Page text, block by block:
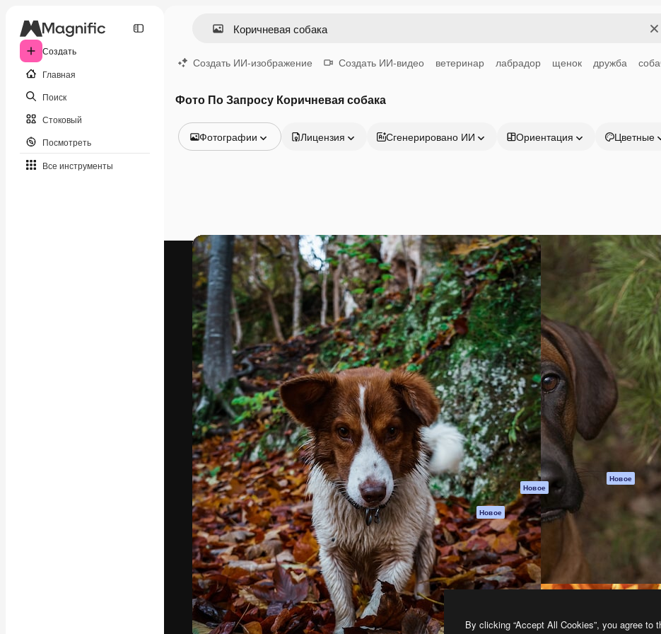
Создать
Главная
Поиск
Стоковый
Посмотреть
Все инструменты
Создать ИИ-изображение Создать ИИ-видео ветеринар лабрадор щенок дружба
Фото По Запросу Коричневая собака
Фотографии
Видео
Видеоролик
Моушн-дизайн
Видеошаблоны
Иконки
3D-модели
Шрифты
Лицензия Сгенерировано ИИ Ориентация Цветные
Креативная платформа для создания
ваших лучших работ. Более 1 миллиона
подписчиков среди креаторов,
предприятий, агентств и студий.
Pусский
Продукция
Spaces
ИИ-помощник
Генератор
изображений ИИ
Генератор видео
ИИ
Генератор голоса
на основе ИИ
Стоковый контент
MCP для
Claude/ChatGPT
Новое
Агенты Новое
API
Мобильное
приложение
Все инструменты
Magnific
Начать
Academy
Документация по
Пакету ИИ
Служба
поддержки
Условия и
положения
Политика
конфиденциальности
Оригиналы
Новое
Политика файлов
cookie
Центр доверия
Предприятие
By clicking “Accept All Cookies”, you agree